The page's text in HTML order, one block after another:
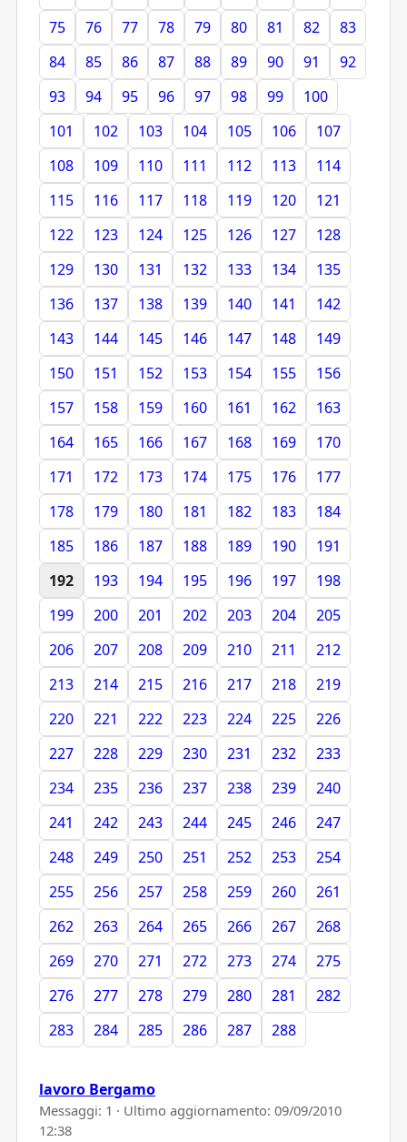
75
76 77 78 79 80 81 82
83
84
85 86 87 88 89 90 91
92
93
94 95 96 97 98 99
100
101
102 103 104 105 106
107
108
109 110 111 112 113
114
115
116 117 118 119 120
121
122
123 124 125 126 127
128
129
130 131 132 133 134
135
136
137 138 139 140 141
142
143
144 145 146 147 148
149
150
151 152 153 154 155
156
157
158 159 160 161 162
163
164
165 166 167 168 169
170
171
172 173 174 175 176
177
178
179 180 181 182 183
184
185
186 187 188 189 190
191
192
193 194 195 196 197
198
199
200 201 202 203 204
205
206
207 208 209 210 211
212
213
214 215 216 217 218
219
220
221 222 223 224 225
226
227
228 229 230 231 232
233
234
235 236 237 238 239
240
241
242 243 244 245 246
247
248
249 250 251 252 253
254
255
256 257 258 259 260
261
262
263 264 265 266 267
268
269
270 271 272 273 274
275
276
277 278 279 280 281
282
283
284 285 286 287 288
lavoro Bergamo
Messaggi: 1 · Ultimo aggiornamento: 09/09/2010
12:38